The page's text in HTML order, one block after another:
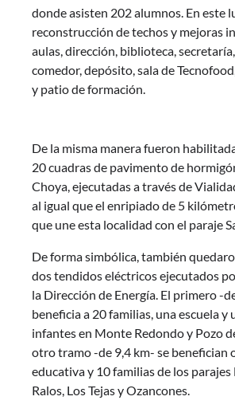
donde asisten 202 alumnos. En este
reconstrucción de techos y mejoras
aulas, dirección, biblioteca,
comedor, depósito, sala de
y patio de formación.
De la misma manera fueron
20 cuadras de pavimento de
Choya, ejecutadas a través de
al igual que el enripiado de 5
que une esta localidad con el paraje
De forma simbólica, también
dos tendidos eléctricos ejecutados
la Dirección de Energía. El primero -
beneficia a 20 familias, una escuela y
infantes en Monte Redondo y Pozo
otro tramo -de 9,4 km- se benefician
educativa y 10 familias de los parajes
Ralos, Los Tejas y Ozancones.